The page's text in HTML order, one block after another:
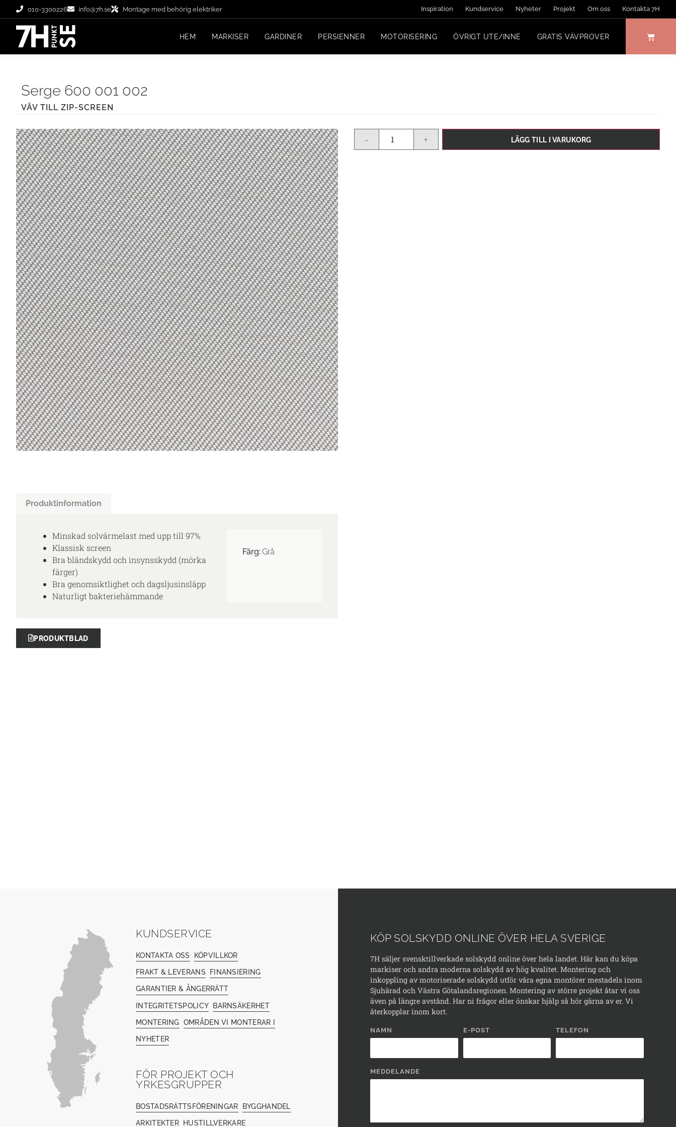
010-3300226 info@7h.se Montage med behörig elektriker Inspiration Kundservice Nyheter Projekt Om oss Kontakta 7H
HEM MARKISER GARDINER PERSIENNER MOTORISERING ÖVRIGT UTE/INNE GRATIS VÄVPROVER
Serge 600 001 002
VÄV TILL ZIP-SCREEN
Produktinformation
Minskad solvärmelast med upp till 97%
Klassisk screen
Bra bländskydd och insynsskydd (mörka
färger)
Bra genomsiktlighet och dagsljusinsläpp
Naturligt bakteriehämmande
Färg:Grå
PRODUKTBLAD
- + LÄGG TILL I VARUKORG
KUNDSERVICE
KONTAKTA OSS
KÖPVILLKOR
FRAKT & LEVERANS FINANSIERING
GARANTIER & ÅNGERRÄTT
INTEGRITETSPOLICY BARNSÄKERHET
MONTERING OMRÅDEN VI MONTERAR I
NYHETER
FÖR PROJEKT OCH
YRKESGRUPPER
BOSTADSRÄTTSFÖRENINGAR BYGGHANDEL
ARKITEKTER HUSTILLVERKARE
KÖP SOLSKYDD ONLINE ÖVER HELA SVERIGE
7H säljer svensktillverkade solskydd online över hela landet. Här kan du köpa
markiser och andra moderna solskydd av hög kvalitet. Montering och
inkoppling av motoriserade solskydd utför våra egna montörer mestadels inom
Sjuhärad och Västra Götalandsregionen. Montering av större projekt åtar vi oss
även på längre avstånd. Har ni frågor eller önskar hjälp så hör gärna av er. Vi
återkopplar inom kort.
NAMN E-POST TELEFON
MEDDELANDE